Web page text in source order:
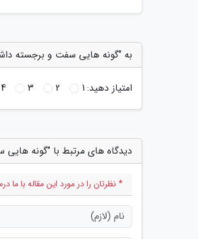
به "گونه هایی سفت و برجسته
امتیاز دهید:1
2
3
4
دیدگاه های مرتبط با "گونه
* نظرتان را در مورد این مقاله با ما